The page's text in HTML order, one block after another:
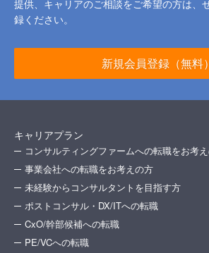
提供、キャリアのご相談をご希望の方は、
録ください。
新規会員登録（無料）
キャリアプラン
コンサルティングファームへの転職をお考
事業会社への転職をお考えの方
未経験からコンサルタントを目指す方
ポストコンサル・DX/ITへの転職
CxO/幹部候補への転職
PE/VCへの転職